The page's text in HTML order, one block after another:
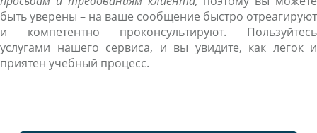
быть уверены – на ваше сообщение быстро отреагируют
и компетентно проконсультируют. Пользуйтесь
услугами нашего сервиса, и вы увидите, как легок и
приятен учебный процесс.